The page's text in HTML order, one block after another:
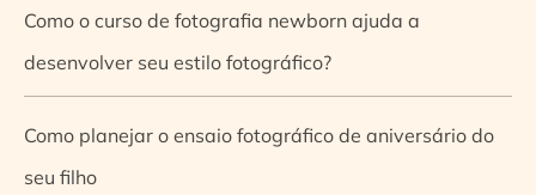
Como o curso de fotografia newborn ajuda a
desenvolver seu estilo fotográfico?
Como planejar o ensaio fotográfico de aniversário do
seu filho